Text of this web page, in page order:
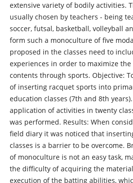
extensive variety of bodily activities.
usually chosen by teachers - being
soccer, futsal, basketball, volleyball
form such a monoculture of five
proposed in the classes need to
experiences in order to maximize
contents through sports. Objective:
of inserting racquet sports into
education classes (7th and 8th
application of activities in twenty
was performed. Results: When
field diary it was noticed that
classes is a barrier to be overcome.
of monoculture is not an easy task,
the difficulty of acquiring the
execution of the batting abilities,